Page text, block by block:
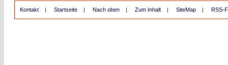
Kontakt | Startseite | Nach oben | Zum Inhalt | SiteMap | RSS-